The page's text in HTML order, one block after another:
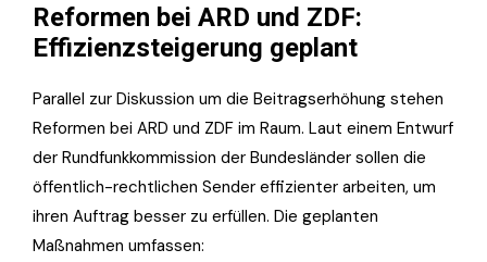
Reformen bei ARD und ZDF:
Effizienzsteigerung geplant
Parallel zur Diskussion um die Beitragserhöhung stehen
Reformen bei ARD und ZDF im Raum. Laut einem Entwurf
der Rundfunkkommission der Bundesländer sollen die
öffentlich-rechtlichen Sender effizienter arbeiten, um
ihren Auftrag besser zu erfüllen. Die geplanten
Maßnahmen umfassen: